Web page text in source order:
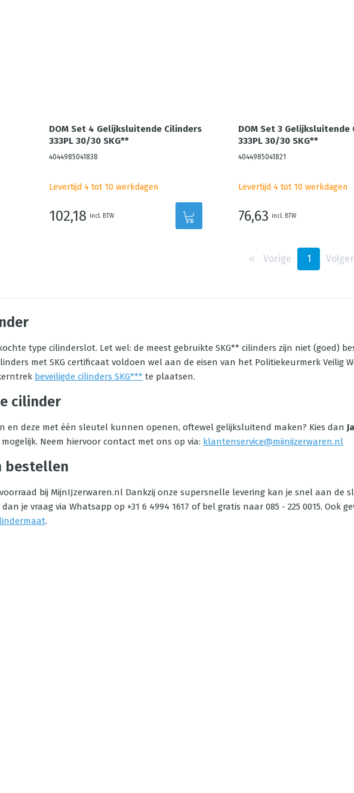
DOM Set 4 Gelijksluitende Cilinders
333PL 30/30 SKG**
4044985041838
Levertijd 4 tot 10 werkdagen
102,18 incl. BTW
DOM Set 3 Gelijksluitende
333PL 30/30 SKG**
4044985041821
Levertijd 4 tot 10 werkdagen
76,63 incl. BTW
‹‹ Vorige 1
type cilinderslot. Let wel: de meest gebruikte SKG** cilinders zijn niet (goed)
met SKG certificaat voldoen wel aan de eisen van het Politiekeurmerk Veilig
beveiligde cilinders SKG*** te plaatsen.
cilinder
en deze met één sleutel kunnen openen, oftewel gelijksluitend maken? Kies dan Ja
Neem hiervoor contact met ons op via: klantenservice@mijnijzerwaren.nl
bestellen
bij MijnIJzerwaren.nl Dankzij onze supersnelle levering kan je snel aan de
je vraag via Whatsapp op +31 6 4994 1617 of bel gratis naar 085 - 225 0015. Ook
.